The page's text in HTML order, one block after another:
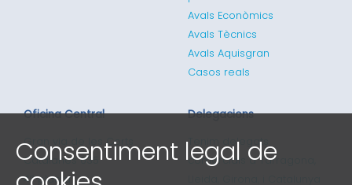
Avals Econòmics
Avals Tècnics
Avals Aquisgran
Casos reals
Oficina Central
Gran via de les Corts
Catalanes 635
4ª planta
Delegacions
Tenim delegats
comercials a Tarragona,
Consentiment legal de